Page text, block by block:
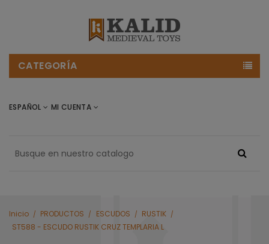
CATEGORÍA
ESPAÑOL MI CUENTA
Inicio PRODUCTOS ESCUDOS
RUSTIK
ST588 - ESCUDO RUSTIK CRUZ TEMPLARIA L